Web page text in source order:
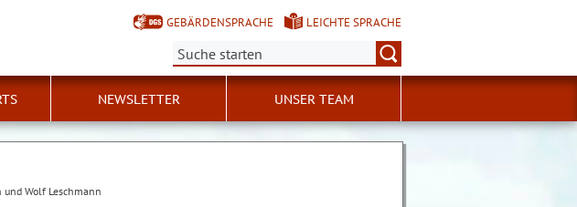
GEBÄRDENSPRACHE
LEICHTE SPRACHE
Suche:
NEWSLETTER UNSER TEAM
Wolf Leschmann